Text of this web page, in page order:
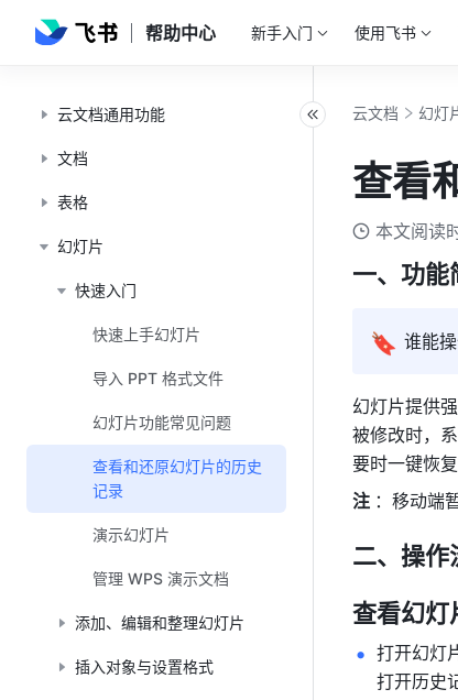
帮助中心 新手入门 使用飞书
云文档通用功能
文档
表格
幻灯片
快速入门
快速上手幻灯片
导入 PPT 格式文件
幻灯片功能常见问题
查看和还原幻灯片的历史
记录
演示幻灯片
管理 WPS 演示文档
添加、编辑和整理幻灯片
插入对象与设置格式
云文档 幻灯
查看
本文阅读
一、功能
🔖 谁能
幻灯片提供
被修改时，
要时一键恢
注 ：移动端
二、操作
查看幻灯
打开幻灯
打开历史